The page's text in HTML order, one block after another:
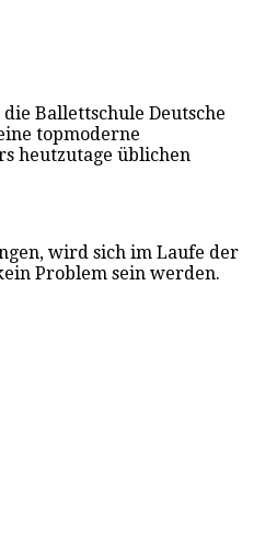
Ballettschule Deutsche
topmoderne
heutzutage üblichen
wird sich im Laufe der
Problem sein werden.